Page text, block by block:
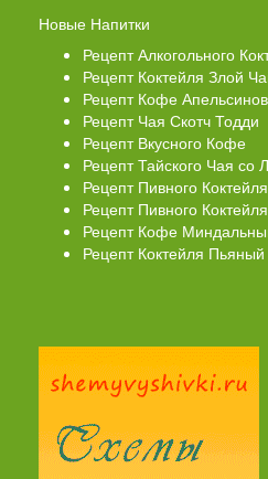
Новые Напитки
Рецепт Алкогольного
Рецепт Коктейля Злой
Рецепт Кофе
Рецепт Чая Скотч Тодди
Рецепт Вкусного Кофе
Рецепт Тайского Чая со
Рецепт Пивного
Рецепт Пивного
Рецепт Кофе
Рецепт Коктейля